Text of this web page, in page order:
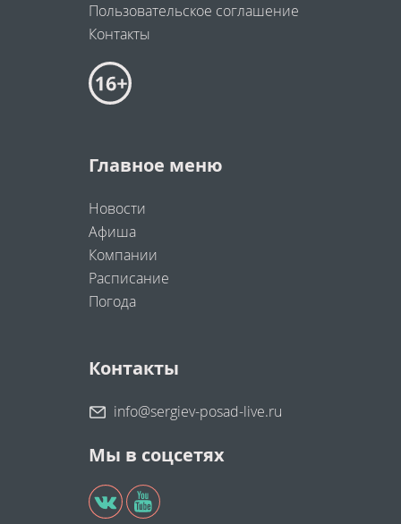
Пользовательское соглашение
Контакты
Главное меню
Новости
Афиша
Компании
Расписание
Погода
Контакты
info@sergiev-posad-live.ru
Мы в соцсетях